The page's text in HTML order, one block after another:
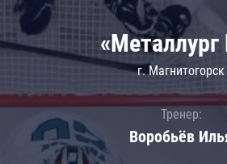
«Металлург
г. Магнитогорск
Тренер:
Воробьёв